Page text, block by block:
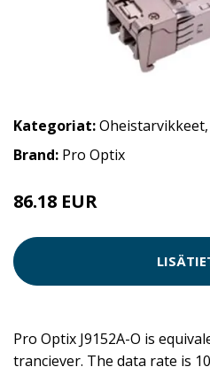
Kategoriat:Oheistarvikkeet,
Brand: Pro Optix
86.18 EUR
Pro Optix J9152A-O is
tranciever. The data rate is